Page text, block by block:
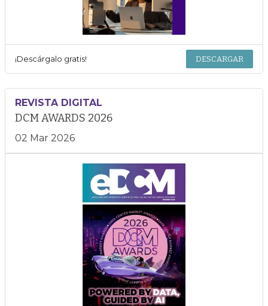
¡Descárgalo gratis! DESCARGAR
REVISTA DIGITAL
DCM AWARDS 2026
02 Mar 2026